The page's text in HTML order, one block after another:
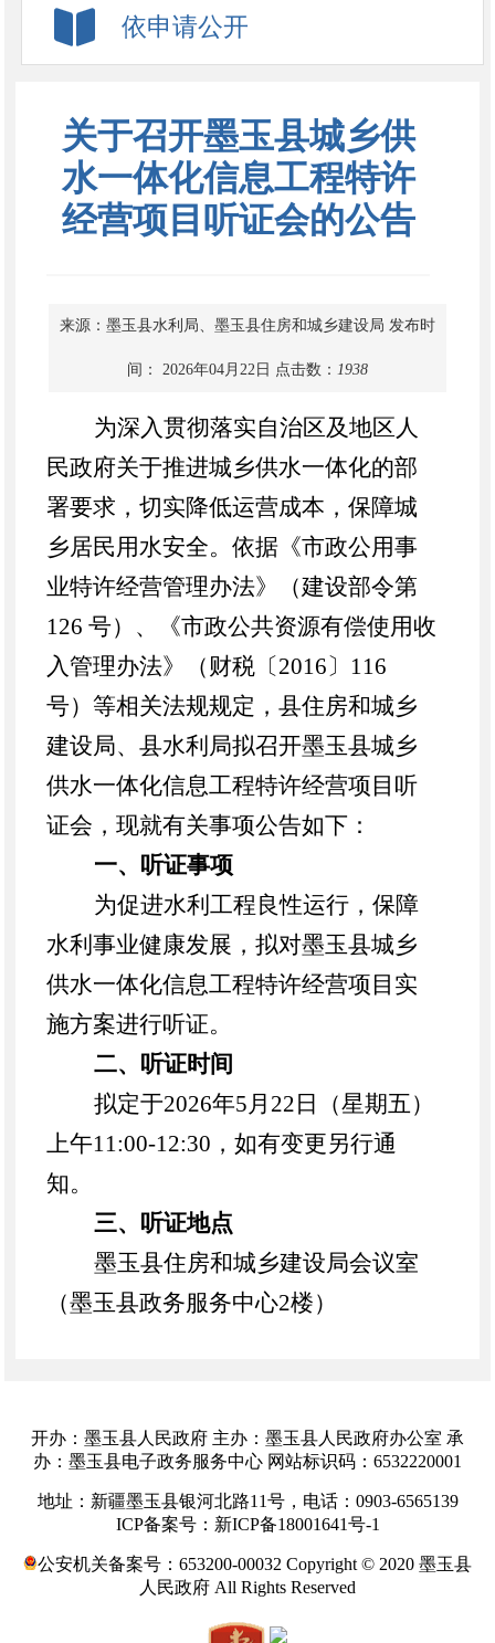
依申请公开
关于召开墨玉县城乡供
水一体化信息工程特许
经营项目听证会的公告
来源：墨玉县水利局、墨玉县住房和城乡建设局 发布时
间： 2026年04月22日 点击数： 1938
为深入贯彻落实自治区及地区人
民政府关于推进城乡供水一体化的部
署要求，切实降低运营成本，保障城
乡居民用水安全。依据《市政公用事
业特许经营管理办法》（建设部令第
126号）、《市政公共资源有偿使用收
入管理办法》（财税〔2016〕 116
号）等相关法规规定，县住房和城乡
建设局、县水利局拟召开墨玉县城乡
供水一体化信息工程特许经营项目听
证会，现就有关事项公告如下：
一、听证事项
为促进水利工程良性运行，保障
水利事业健康发展，拟对墨玉县城乡
供水一体化信息工程特许经营项目 实
施方案进行听证。
二、听证时间
拟定于2026年5 月 22 日（星期五）
上午11:00-12:30 ，如有变更另行通
知。
三、听证地点
墨玉县住房和城乡建设局会议室
（墨玉县政务服务中心2楼）
（二）报名时间：2026年4月21日
至2026年5月20日（工作日） ；
（三）报名方式
：
申请参加听证人员
可以通过现场报名或网上报名的方式
开办：墨玉县人民政府 主办：墨玉县人民政府办公室 承
办：墨玉县电子政务服务中心 网站标识码：6532220001
地址：新疆墨玉县银河北路11号，电话：0903-6565139
ICP备案号：新ICP备18001641号-1
公安机关备案号：653200-00032 Copyright © 2020 墨玉县
人民政府 All Rights Reserved